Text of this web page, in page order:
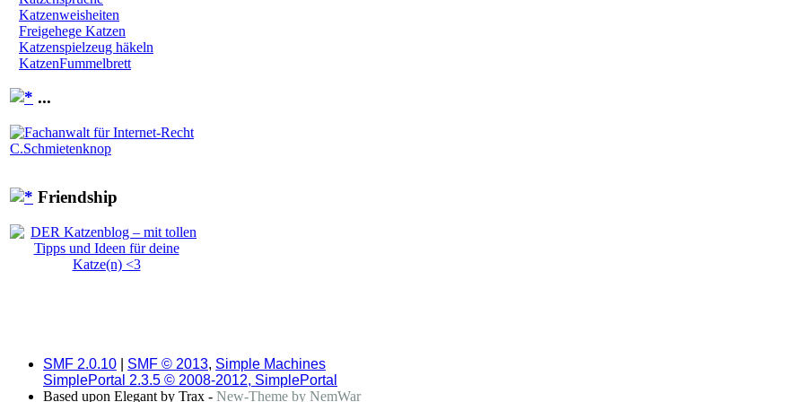
Katzenweisheiten
Freigehege Katzen
Katzenspielzeug häkeln
KatzenFummelbrett
...
Friendship
SMF 2.0.10 SMF © 2013, Simple Machines
SimplePortal 2.3.5 © 2008-2012, SimplePortal
Based upon Elegant by Trax - New-Theme by NemWar